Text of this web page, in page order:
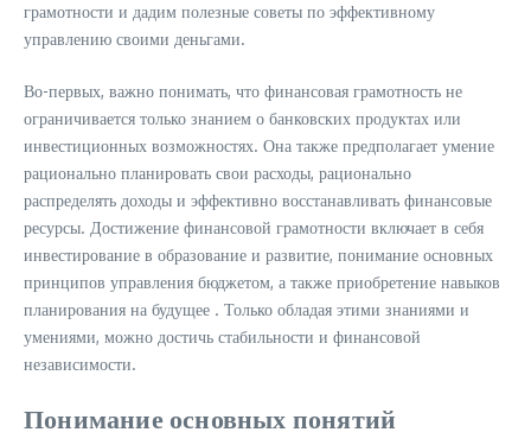
грамотности и дадим полезные советы по эффективному
управлению своими деньгами.
Во-первых, важно понимать, что финансовая грамотность не
ограничивается только знанием о банковских продуктах или
инвестиционных возможностях. Она также предполагает умение
рационально планировать свои расходы, рационально
распределять доходы и эффективно восстанавливать финансовые
ресурсы. Достижение финансовой грамотности включает в себя
инвестирование в образование и развитие, понимание основных
принципов управления бюджетом, а также приобретение навыков
планирования на будущее . Только обладая этими знаниями и
умениями, можно достичь стабильности и финансовой
независимости.
Понимание основных понятий